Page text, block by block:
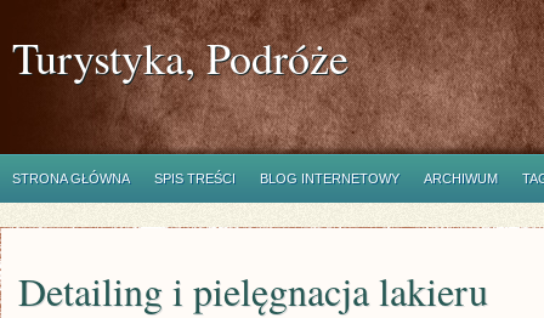
Turystyka, Podróże
STRONA GŁÓWNA SPIS TREŚCI BLOG INTERNETOWY ARCHIWUM
Detailing i pielęgnacja lakieru